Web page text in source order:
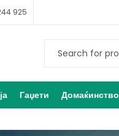
925
Гаџети Домаќинство